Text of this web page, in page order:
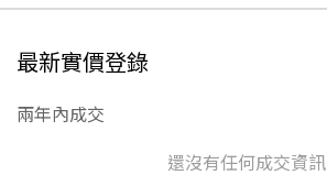
最新實價登錄
兩年內成交
還沒有任何成交資訊